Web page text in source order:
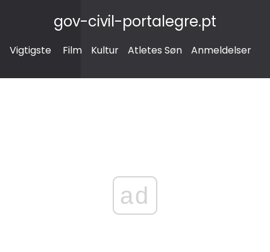
gov-civil-portalegre.pt
Vigtigste Film Kultur Atletes Søn Anmeldelser
ad